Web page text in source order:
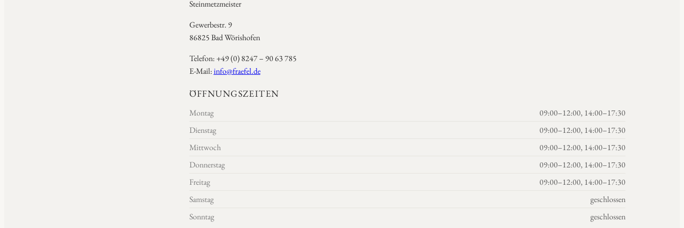
Steinmetzmeister
Gewerbestr. 9
86825 Bad Wörishofen
Telefon: +49 (0) 8247 – 90 63 785
E-Mail:info@fraefel.de
ÖFFNUNGSZEITEN
Montag
09:00–12:00, 14:00–17:30
Dienstag
09:00–12:00, 14:00–17:30
Mittwoch
09:00–12:00, 14:00–17:30
Donnerstag
09:00–12:00, 14:00–17:30
Freitag
09:00–12:00, 14:00–17:30
Samstag
geschlossen
Sonntag
geschlossen